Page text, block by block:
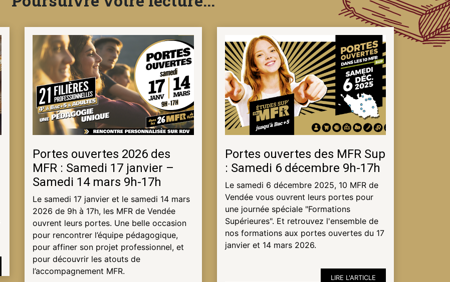
Portes ouvertes 2026 des
MFR : Samedi 17 janvier –
Samedi 14 mars 9h-17h
Le samedi 17 janvier et le samedi 14 mars
2026 de 9h à 17h, les MFR de Vendée
ouvrent leurs portes. Une belle occasion
pour rencontrer l’équipe pédagogique,
pour affiner son projet professionnel, et
pour découvrir les atouts de
l’accompagnement MFR.
Portes ouvertes des MFR Sup
: Samedi 6 décembre 9h-17h
Le samedi 6 décembre 2025, 10 MFR de
Vendée vous ouvrent leurs portes pour
une journée spéciale "Formations
Supérieures". Et retrouvez l'ensemble de
nos formations aux portes ouvertes du 17
janvier et 14 mars 2026.
LIRE L'ARTICLE